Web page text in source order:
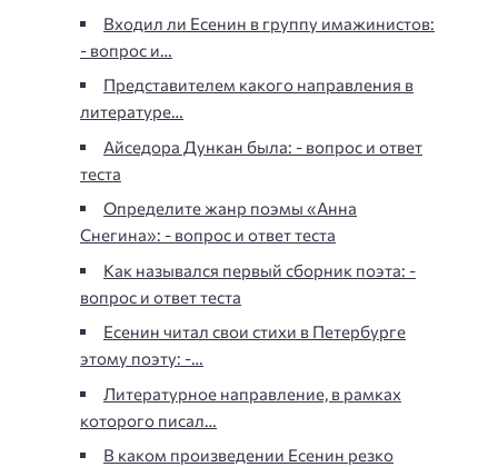
Входил ли Есенин в группу имажинистов:
- вопрос и…
Представителем какого направления в
литературе…
Айседора Дункан была: - вопрос и ответ
теста
Определите жанр поэмы «Анна
Снегина»: - вопрос и ответ теста
Как назывался первый сборник поэта: -
вопрос и ответ теста
Есенин читал свои стихи в Петербурге
этому поэту: -…
Литературное направление, в рамках
которого писал…
В каком произведении Есенин резко